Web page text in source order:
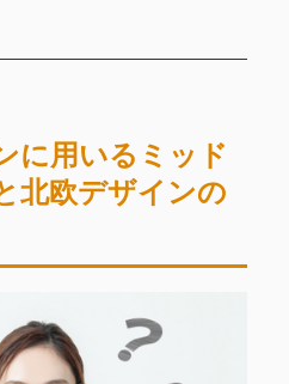
に用いるミッド
北欧デザインの